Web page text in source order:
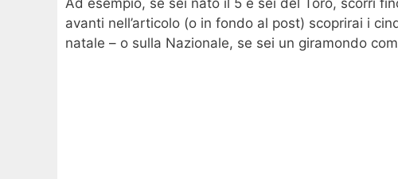
avanti nell’articolo (o in fondo al post) scoprirai i
natale – o sulla Nazionale, se sei un giramondo